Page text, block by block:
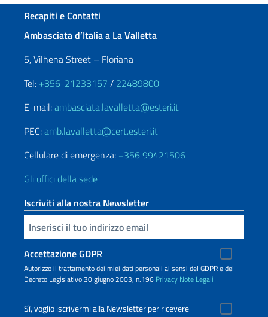
Sezione footer
Recapiti e Contatti
Ambasciata d’Italia a La Valletta
5, Vilhena Street – Floriana
Tel: +356-21233157 / 22489800
E-mail:ambasciata.lavalletta@esteri.it
PEC:amb.lavalletta@cert.esteri.it
Cellulare di emergenza: +356 99421506
Gli uffici della sede
Iscriviti alla nostra Newsletter
Inserisci la tua email
Accettazione GDPR
Autorizzo il trattamento dei miei dati personali ai sensi del GDPR e del
Decreto Legislativo 30 giugno 2003, n.196 Privacy Note Legali
Sì, voglio iscrivermi alla Newsletter per ricevere